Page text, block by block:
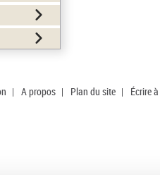
| A propos | Plan du site | Écrire